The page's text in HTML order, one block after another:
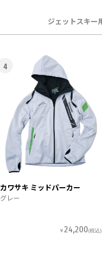
ジェットスキー
4
カワサキ ミッドパーカー
グレー
￥24,200(税込)